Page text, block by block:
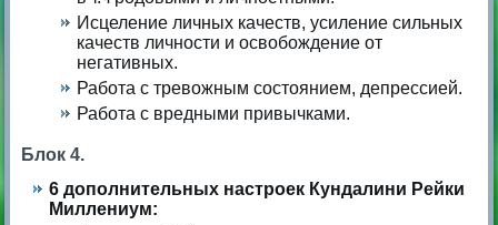
Исцеление личных качеств, усиление сильных
качеств личности и освобождение от
негативных.
Работа с тревожным состоянием, депрессией.
Работа с вредными привычками.
Блок 4.
6 дополнительных настроек Кундалини Рейки
Миллениум: